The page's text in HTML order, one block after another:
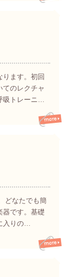
ります。初回
てのレクチャ
吸トレーニ…
どなたでも簡
器です。基礎
入りの…